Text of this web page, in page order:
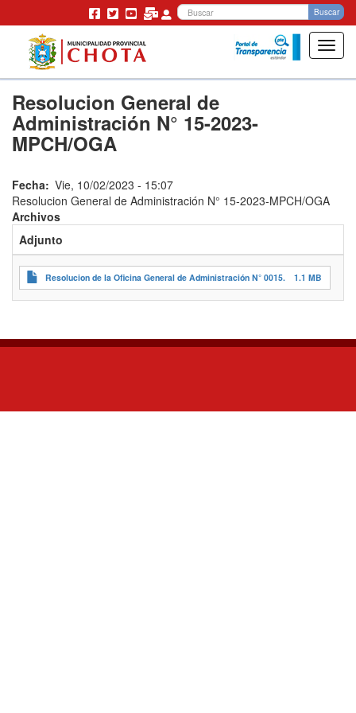
Pasar
contenido
principal
Buscar
Resolucion General de
Administración N° 15-2023-
MPCH/OGA
Fecha Vie, 10/02/2023 - 15:07
Resolucion General de Administración N° 15-2023-MPCH/OGA
Archivos
Adjunto
Resolucion de la Oficina General de Administración N° 0015. 1.1 MB